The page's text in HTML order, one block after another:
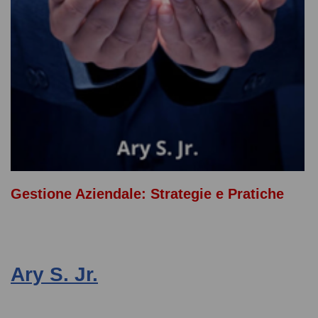
Gestione Aziendale: Strategie e Pratiche
Ary S. Jr.